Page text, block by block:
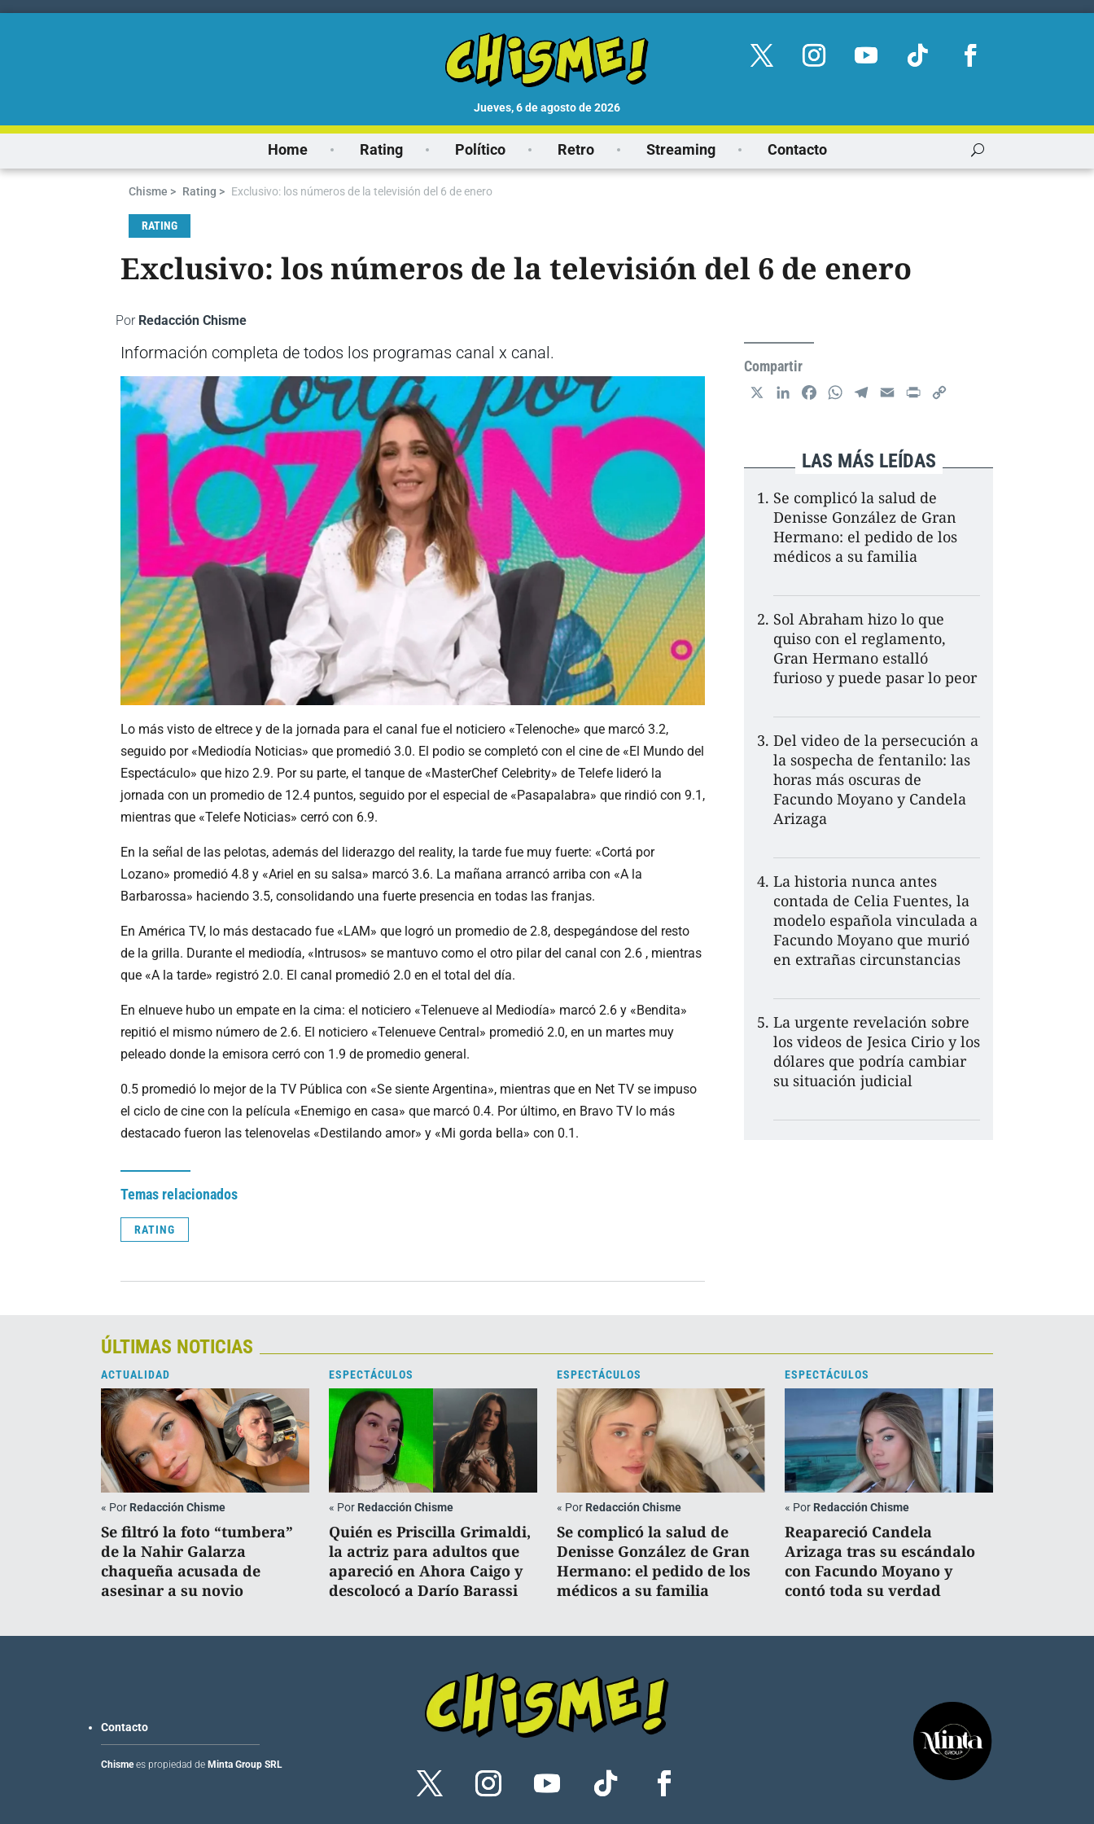
jueves, 6 de agosto de 2026
Home Rating Político Retro Streaming Contacto
Chisme > Rating > Exclusivo: los números de la televisión del 6 de enero
RATING
Exclusivo: los números de la televisión del 6 de enero
Por Redacción Chisme
Información completa de todos los programas canal x canal.
Lo más visto de eltrece y de la jornada para el canal fue el noticiero «Telenoche» que marcó 3.2,
seguido por «Mediodía Noticias» que promedió 3.0. El podio se completó con el cine de «El Mundo del
Espectáculo» que hizo 2.9. Por su parte, el tanque de «MasterChef Celebrity» de Telefe lideró la
jornada con un promedio de 12.4 puntos, seguido por el especial de «Pasapalabra» que rindió con 9.1,
mientras que «Telefe Noticias» cerró con 6.9.
En la señal de las pelotas, además del liderazgo del reality, la tarde fue muy fuerte: «Cortá por
Lozano» promedió 4.8 y «Ariel en su salsa» marcó 3.6. La mañana arrancó arriba con «A la
Barbarossa» haciendo 3.5, consolidando una fuerte presencia en todas las franjas.
En América TV, lo más destacado fue «LAM» que logró un promedio de 2.8, despegándose del resto
de la grilla. Durante el mediodía, «Intrusos» se mantuvo como el otro pilar del canal con 2.6 , mientras
que «A la tarde» registró 2.0. El canal promedió 2.0 en el total del día.
En elnueve hubo un empate en la cima: el noticiero «Telenueve al Mediodía» marcó 2.6 y «Bendita»
repitió el mismo número de 2.6. El noticiero «Telenueve Central» promedió 2.0, en un martes muy
peleado donde la emisora cerró con 1.9 de promedio general.
0.5 promedió lo mejor de la TV Pública con «Se siente Argentina», mientras que en Net TV se impuso
el ciclo de cine con la película «Enemigo en casa» que marcó 0.4. Por último, en Bravo TV lo más
destacado fueron las telenovelas «Destilando amor» y «Mi gorda bella» con 0.1.
Temas relacionados
RATING
Compartir
e
e
b
o
k
W
t
s
p
p
e
g
a
i
l
n
t
L
LAS MÁS LEÍDAS
Se complicó la salud de
Denisse González de Gran
Hermano: el pedido de los
médicos a su familia
Sol Abraham hizo lo que
quiso con el reglamento,
Gran Hermano estalló
furioso y puede pasar lo peor
Del video de la persecución a
la sospecha de fentanilo: las
horas más oscuras de
Facundo Moyano y Candela
Arizaga
La historia nunca antes
contada de Celia Fuentes, la
modelo española vinculada a
Facundo Moyano que murió
en extrañas circunstancias
La urgente revelación sobre
los videos de Jesica Cirio y los
dólares que podría cambiar
su situación judicial
ÚLTIMAS NOTICIAS
ACTUALIDAD
« Por Redacción Chisme
Se filtró la foto “tumbera”
de la Nahir Galarza
chaqueña acusada de
asesinar a su novio
ESPECTÁCULOS
« Por Redacción Chisme
Quién es Priscilla Grimaldi,
la actriz para adultos que
apareció en Ahora Caigo y
descolocó a Darío Barassi
ESPECTÁCULOS
« Por Redacción Chisme
Se complicó la salud de
Denisse González de Gran
Hermano: el pedido de los
médicos a su familia
ESPECTÁCULOS
« Por Redacción Chisme
Reapareció Candela
Arizaga tras su escándalo
con Facundo Moyano y
contó toda su verdad
Contacto
Chismees propiedad de Minta Group SRL